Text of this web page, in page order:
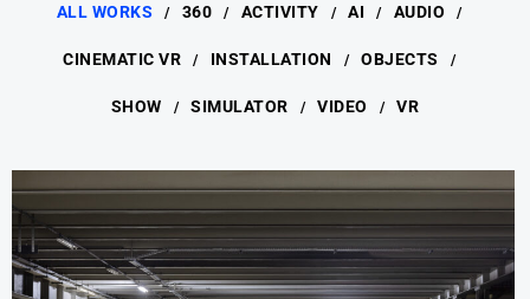
ALL WORKS 360 ACTIVITY AI AUDIO
CINEMATIC VR INSTALLATION OBJECTS
SHOW SIMULATOR VIDEO VR